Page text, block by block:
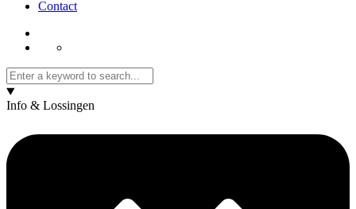
Contact
Info & Lossingen